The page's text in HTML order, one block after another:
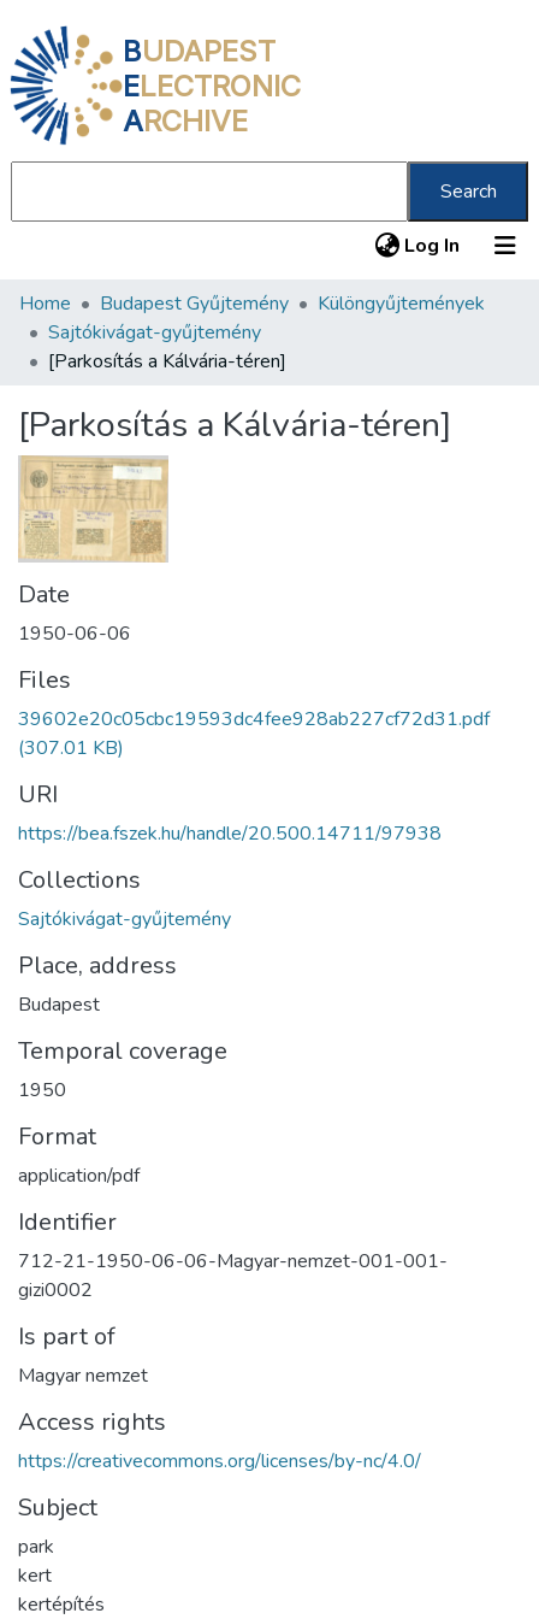
BUDAPEST
ELECTRONIC
ARCHIVE
Search
Log In (current)
Communities & Collections
All of DSpace
About us
Home Budapest Gyűjtemény
Különgyűjtemények
Sajtókivágat-gyűjtemény
[Parkosítás a Kálvária-téren]
[Parkosítás a Kálvária-téren]
Date
1950-06-06
Files
39602e20c05cbc19593dc4fee928ab227cf72d31.pdf
(307.01 KB)
URI
https://bea.fszek.hu/handle/20.500.14711/97938
Collections
Sajtókivágat-gyűjtemény
Place, address
Budapest
Temporal coverage
1950
Format
application/pdf
Identifier
712-21-1950-06-06-Magyar-nemzet-001-001-
gizi0002
Is part of
Magyar nemzet
Access rights
https://creativecommons.org/licenses/by-nc/4.0/
Subject
park
kert
kertépítés